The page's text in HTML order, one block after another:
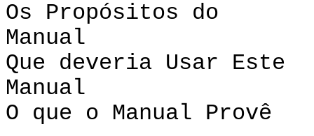
Os Propósitos do
Que deveria Usar Este
O que o Manual Provê